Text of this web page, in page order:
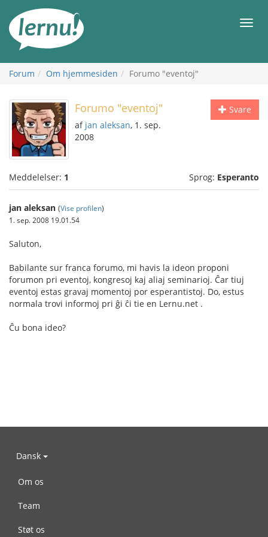
indholdet
Forum Om hjemmesiden Forumo "eventoj"
Svare
Forumo "eventoj"
af jan aleksan, 1. sep.
2008
Meddelelser: 1 Sprog: Esperanto
jan aleksan (Vise profilen)
1. sep. 2008 19.01.54
Saluton,
Babilante sur franca forumo, mi havis la ideon proponi
forumon pri eventoj, kongresoj kaj aliaj seminarioj. Ĉar tiuj
eventoj estas gravaj momentoj por esperantistoj. Do, estus
normala trovi informoj pri ĝi ĉi tie en Lernu.net .
Ĉu bona ideo?
Dansk
Om os
Team
Støt os